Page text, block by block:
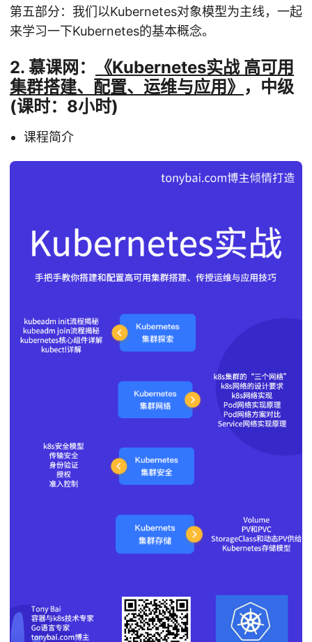
第五部分：我们以Kubernetes对象模型为主线，一起
来学习一下Kubernetes的基本概念。
2. 慕课网：
《Kubernetes实战 高可用
集群搭建、配置、运维与应用》 ，中级
(课时：8小时)
课程简介